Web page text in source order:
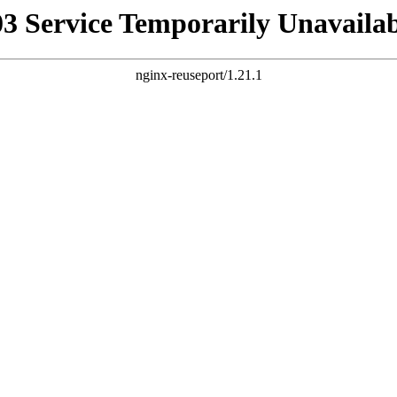
Service Temporarily
nginx-reuseport/1.21.1